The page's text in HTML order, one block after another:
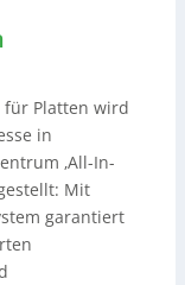
für Platten wird
in
‚All-In-
Mit
garantiert